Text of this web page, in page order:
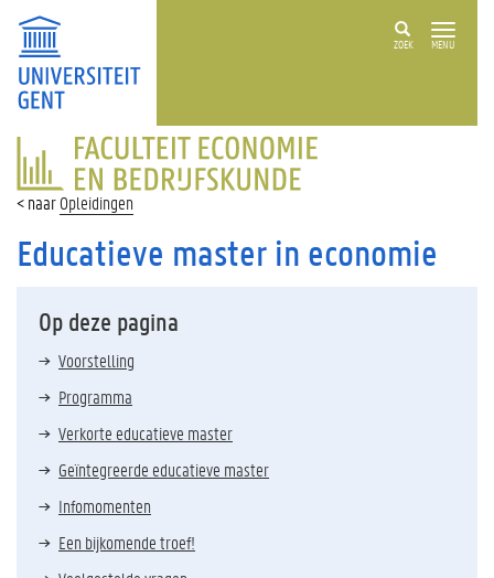
ZOEK MENU
FACULTEIT
ECONOMIE
EN
BEDRIJFSKUNDE
Opleidingen
Educatieve master in economie
Op deze pagina
Voorstelling
Programma
Verkorte educatieve master
Geïntegreerde educatieve master
Infomomenten
Een bijkomende troef!